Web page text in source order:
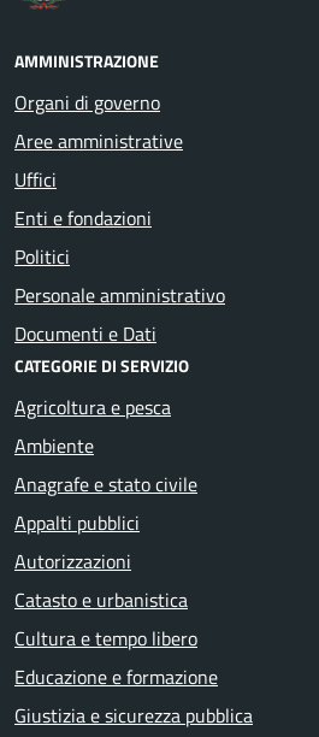
AMMINISTRAZIONE
Organi di governo
Aree amministrative
Uffici
Enti e fondazioni
Politici
Personale amministrativo
Documenti e Dati
CATEGORIE DI SERVIZIO
Agricoltura e pesca
Ambiente
Anagrafe e stato civile
Appalti pubblici
Autorizzazioni
Catasto e urbanistica
Cultura e tempo libero
Educazione e formazione
Giustizia e sicurezza pubblica